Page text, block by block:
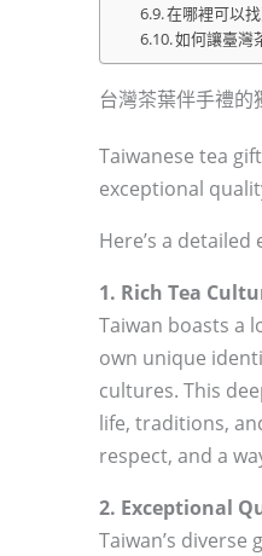
在哪裡可以
如何讓臺灣
台灣茶葉伴手禮的
Taiwanese tea
exceptional
Here’s a detailed
1. Rich Tea
Taiwan boasts a
own unique
cultures. This
life, traditions,
respect, and a
2. Exceptional
Taiwan’s